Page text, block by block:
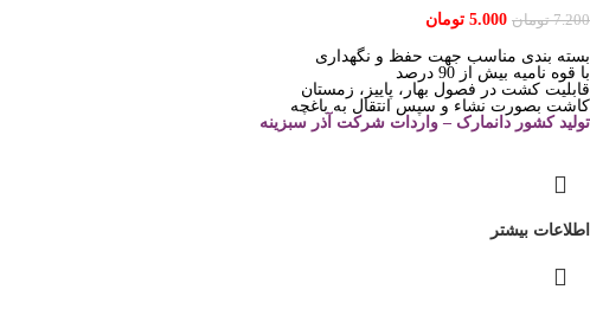
7.200 تومان 5.000 تومان
بسته بندی مناسب جهت حفظ و نگهداری
با قوه نامیه بیش از 90 درصد
قابلیت کشت در فصول بهار، پاییز، زمستان
کاشت بصورت نشاء و سپس انتقال به باغچه
تولید کشور دانمارک – واردات شرکت آذر سبزینه
اطلاعات بیشتر